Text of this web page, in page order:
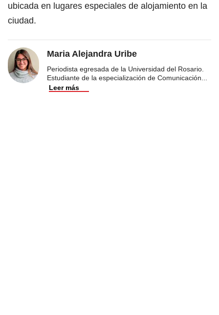
ubicada en lugares especiales de alojamiento en la
ciudad.
Maria Alejandra Uribe
Periodista egresada de la Universidad del Rosario.
Estudiante de la especialización de Comunicación
Leer más